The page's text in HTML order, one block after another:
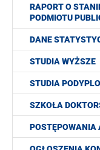
RAPORT O
PODMIOTU
DANE
STUDIA WYŻSZE
STUDIA
SZKOŁA
POSTĘPOWANIA